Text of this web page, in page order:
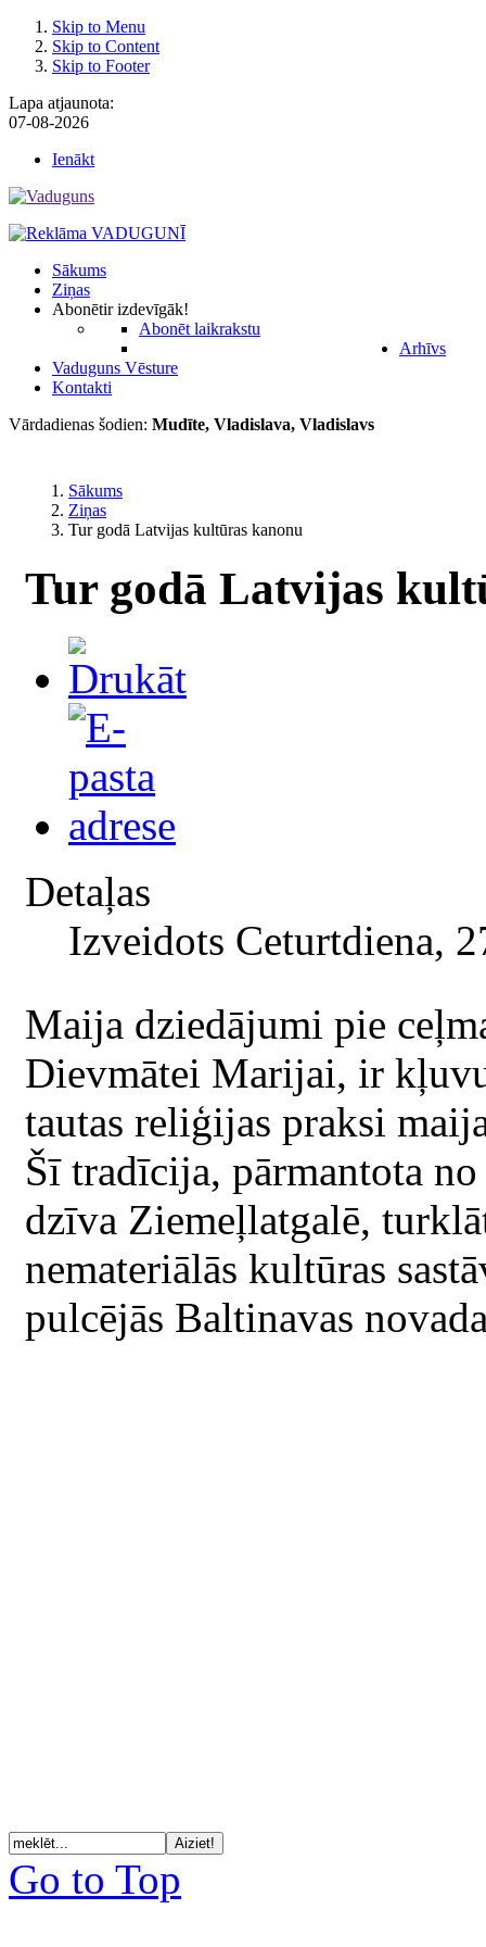
Skip to Menu
Skip to Content
Skip to Footer
Lapa atjaunota:
07-08-2026
Ienākt
Sākums
Ziņas
Abonētir izdevīgāk!
Abonēt laikrakstu
Arhīvs
Vaduguns Vēsture
Kontakti
Vārdadienas šodien: Mudīte, Vladislava, Vladislavs
Sākums
Ziņas
Tur godā Latvijas kultūras kanonu
Tur godā Latvijas
Detaļas
Izveidots Ceturtdiena,
Maija dziedājumi pie
Dievmātei Marijai, ir
tautas reliģijas praksi
Šī tradīcija, pārmantota
dzīva Ziemeļlatgalē,
nemateriālās kultūras
pulcējās Baltinavas
Go to Top